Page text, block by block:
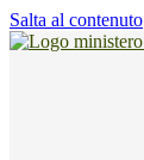
Salta al contenuto